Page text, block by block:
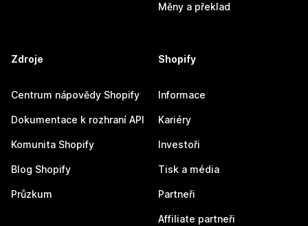
Měny a překlad
Zdroje
Centrum nápovědy Shopify
Dokumentace k rozhraní API
Komunita Shopify
Blog Shopify
Průzkum
Shopify
Informace
Kariéry
Investoři
Tisk a média
Partneři
Affiliate partneři